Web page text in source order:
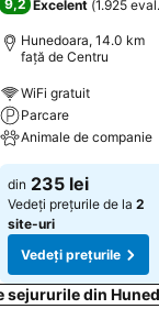
9,2 Excelent (1.925
Hunedoara, 14.0 km
faţă de Centru
WiFi gratuit
Parcare
Animale de companie
din 235 lei
Vedeți prețurile de la 2
site-uri
Vedeți prețurile
sejururile din